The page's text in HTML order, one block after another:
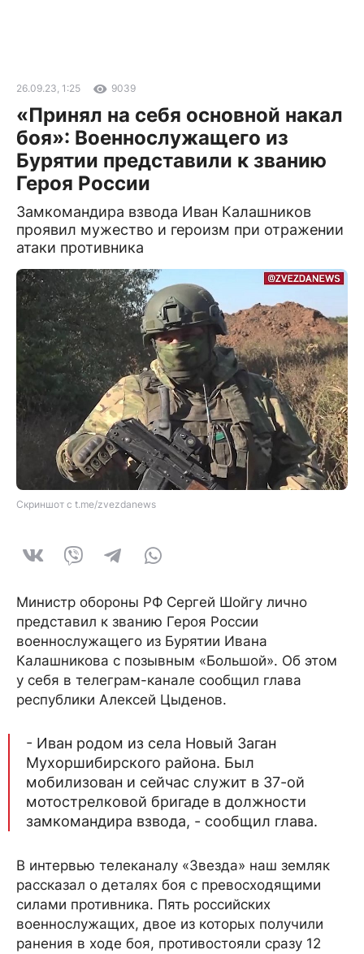
26.09.23, 1:25 9039
«Принял на себя основной накал
боя»: Военнослужащего из
Бурятии представили к званию
Героя России
Замкомандира взвода Иван Калашников
проявил мужество и героизм при отражении
атаки противника
Скриншот с t.me/zvezdanews
Министр обороны РФ Сергей Шойгу лично
представил к званию Героя России
военнослужащего из Бурятии Ивана
Калашникова с позывным «Большой». Об этом
у себя в телеграм-канале сообщил глава
республики Алексей Цыденов.
- Иван родом из села Новый Заган
Мухоршибирского района. Был
мобилизован и сейчас служит в 37-ой
мотострелковой бригаде в должности
замкомандира взвода, - сообщил глава.
В интервью телеканалу «Звезда» наш земляк
рассказал о деталях боя с превосходящими
силами противника. Пять российских
военнослужащих, двое из которых получили
ранения в ходе боя, противостояли сразу 12